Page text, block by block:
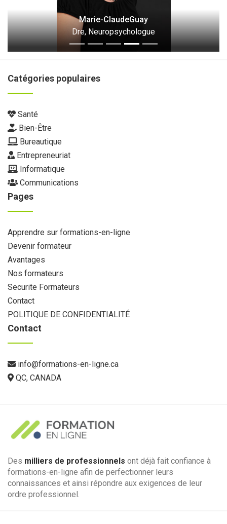
Marie-ClaudeGuay
Neuropsychologue
Catégories populaires
Santé
Bien-Être
Bureautique
Entrepreneuriat
Informatique
Communications
Pages
Apprendre sur formations-en-ligne
Devenir formateur
Avantages
Nos formateurs
Securite Formateurs
Contact
POLITIQUE DE CONFIDENTIALITÉ
Contact
info@formations-en-ligne.ca
QC, CANADA
Des milliers de professionnels ont déjà fait confiance à
formations-en-ligne afin de perfectionner leurs
connaissances et ainsi répondre aux exigences de leur
ordre professionnel.